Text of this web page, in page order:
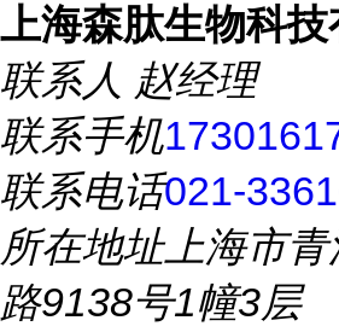
上海森肽生物科技
联系人 赵经理
联系手机
联系电话021-
所在地址上海市
路9138号1幢3层